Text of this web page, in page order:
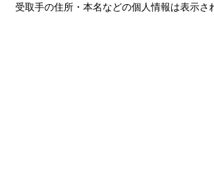
受取手の住所・本名などの個人情報は表示さ